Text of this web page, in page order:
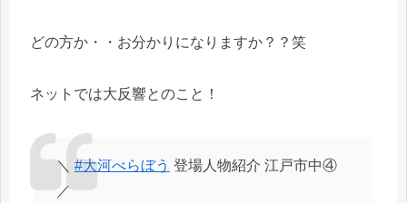
どの方か・・お分かりになりますか？？笑
ネットでは大反響とのこと！
＼ #大河べらぼう 登場人物紹介 江戸市中④
／